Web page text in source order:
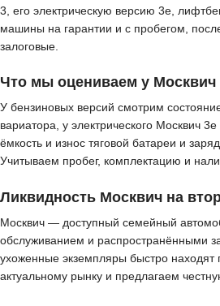
3, его электрическую версию 3е,
машины на гарантии и с пробегом,
залоговые.
Что мы оцениваем у Москвич
У бензиновых версий смотрим
вариатора, у электрического Москвич
ёмкость и износ тяговой батареи и
Учитываем пробег, комплектацию и
Ликвидность Москвич на
Москвич — доступный семейный
обслуживанием и распространёнными
ухоженные экземпляры быстро
актуальному рынку и предлагаем